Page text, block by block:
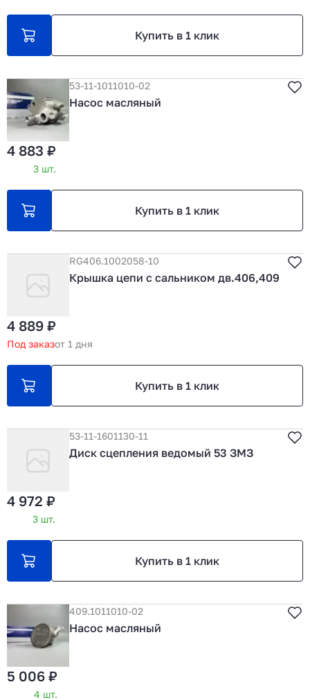
Купить в 1 клик
53-11-1011010-02
Насос масляный
4 883 ₽
3 шт.
Купить в 1 клик
RG406.1002058-10
Крышка цепи с сальником дв.406,409
4 889 ₽
Под заказот 1 дня
Купить в 1 клик
53-11-1601130-11
Диск сцепления ведомый 53 ЗМЗ
4 972 ₽
3 шт.
Купить в 1 клик
409.1011010-02
Насос масляный
5 006 ₽
4 шт.